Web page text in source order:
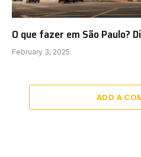
O que fazer em São Paulo?
February 3, 2025
ADD A